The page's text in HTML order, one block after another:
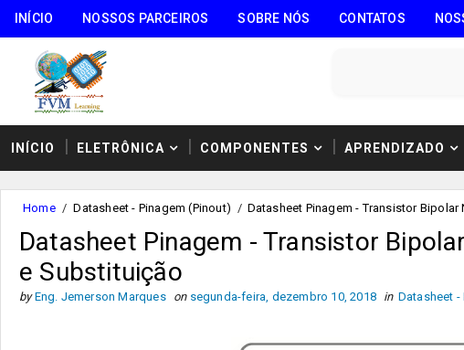
INÍCIO NOSSOS PARCEIROS SOBRE NÓS CONTATOS
INÍCIO ELETRÔNICA COMPONENTES APRENDIZADO
Home / Datasheet - Pinagem (Pinout) / Datasheet Pinagem - Transistor Bipolar
Datasheet Pinagem - Transistor
e Substituição
by Eng. Jemerson Marques on segunda-feira, dezembro 10, 2018 in Datasheet -